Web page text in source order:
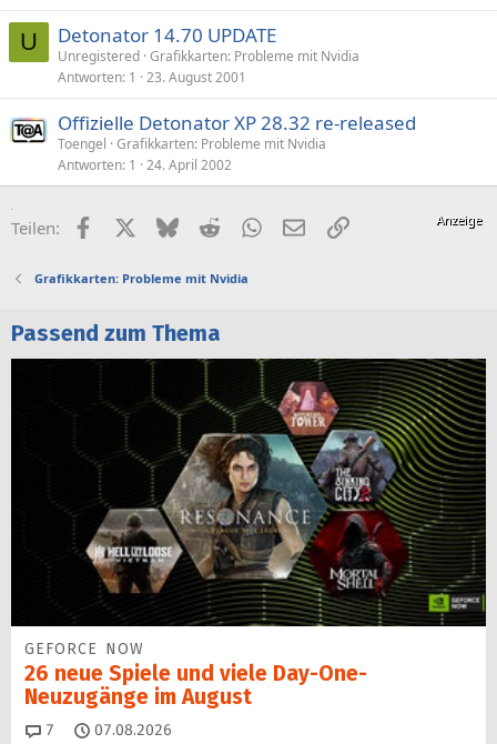
U Detonator 14.70 UPDATE
Unregistered Grafikkarten: Probleme mit Nvidia
Antworten 1 23. August 2001
Offizielle Detonator XP 28.32 re-released
Toengel Grafikkarten: Probleme mit Nvidia
Antworten 1 24. April 2002
Teilen: FacebookX (Twitter)
BlueskyRedditWhatsApp
E-MailLink
Grafikkarten: Probleme mit Nvidia
Passend zum Thema
GEFORCE NOW
26 neue Spiele und viele Day-One-
Neuzugänge im August
7 Kommentare
07.08.2026